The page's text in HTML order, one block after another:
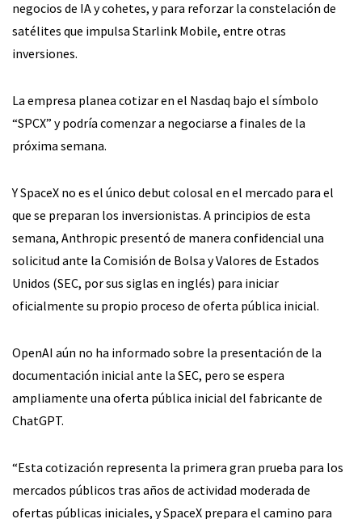
negocios de IA y cohetes, y para reforzar la constelación de
satélites que impulsa Starlink Mobile, entre otras
inversiones.
La empresa planea cotizar en el Nasdaq bajo el símbolo
“SPCX” y podría comenzar a negociarse a finales de la
próxima semana.
Y SpaceX no es el único debut colosal en el mercado para el
que se preparan los inversionistas. A principios de esta
semana, Anthropic presentó de manera confidencial una
solicitud ante la Comisión de Bolsa y Valores de Estados
Unidos (SEC, por sus siglas en inglés) para iniciar
oficialmente su propio proceso de oferta pública inicial.
OpenAI aún no ha informado sobre la presentación de la
documentación inicial ante la SEC, pero se espera
ampliamente una oferta pública inicial del fabricante de
ChatGPT.
“Esta cotización representa la primera gran prueba para los
mercados públicos tras años de actividad moderada de
ofertas públicas iniciales, y SpaceX prepara el camino para